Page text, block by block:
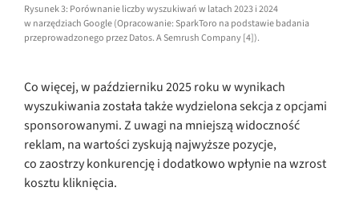
Rysunek 3: Porównanie liczby wyszukiwań w latach 2023 i 2024
w narzędziach Google (Opracowanie: SparkToro na podstawie badania
przeprowadzonego przez Datos. A Semrush Company [4]).
Co więcej, w październiku 2025 roku w wynikach
wyszukiwania została także wydzielona sekcja z opcjami
sponsorowanymi. Z uwagi na mniejszą widoczność
reklam, na wartości zyskują najwyższe pozycje,
co zaostrzy konkurencję i dodatkowo wpłynie na wzrost
kosztu kliknięcia.